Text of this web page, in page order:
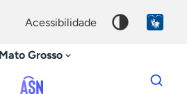
acessibilidade
Mato Grosso
Dados
para